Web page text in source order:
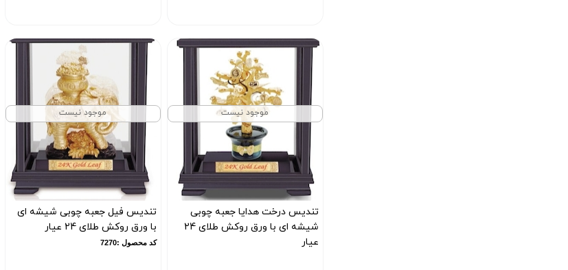
موجود نیست
تندیس درخت هدایا جعبه چوبی
شیشه ای با ورق روکش طلای 24
عیار
موجود نیست
تندیس فیل جعبه چوبی شیشه ای
با ورق روکش طلای 24 عیار
کد محصول :7270